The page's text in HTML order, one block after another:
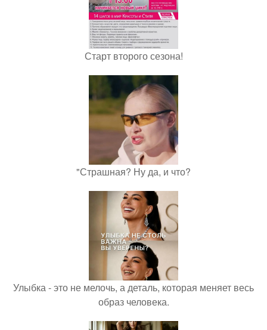
Старт второго сезона!
"Страшная? Ну да, и что?
Улыбка - это не мелочь, а деталь, которая меняет весь
образ человека.